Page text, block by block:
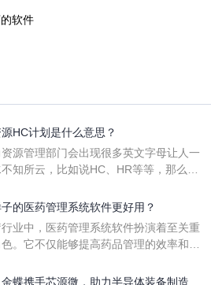
软件
源HC计划是什么意思？
源管理部门会出现很多英文字母让人一
知所云，比如说HC、HR等等，那么它
的医药管理系统软件更好用？
业中，医药管理系统软件扮演着至关重
。它不仅能够提高药品管理的效率和准
的医药管理系统软件应具备以下特点。
蝶携手芯源微，助力半导体装备制造领